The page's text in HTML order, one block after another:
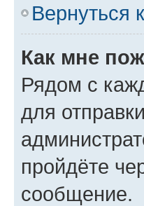
Вернуться
Как мне
Рядом с
для
пройдёте
сообщение.